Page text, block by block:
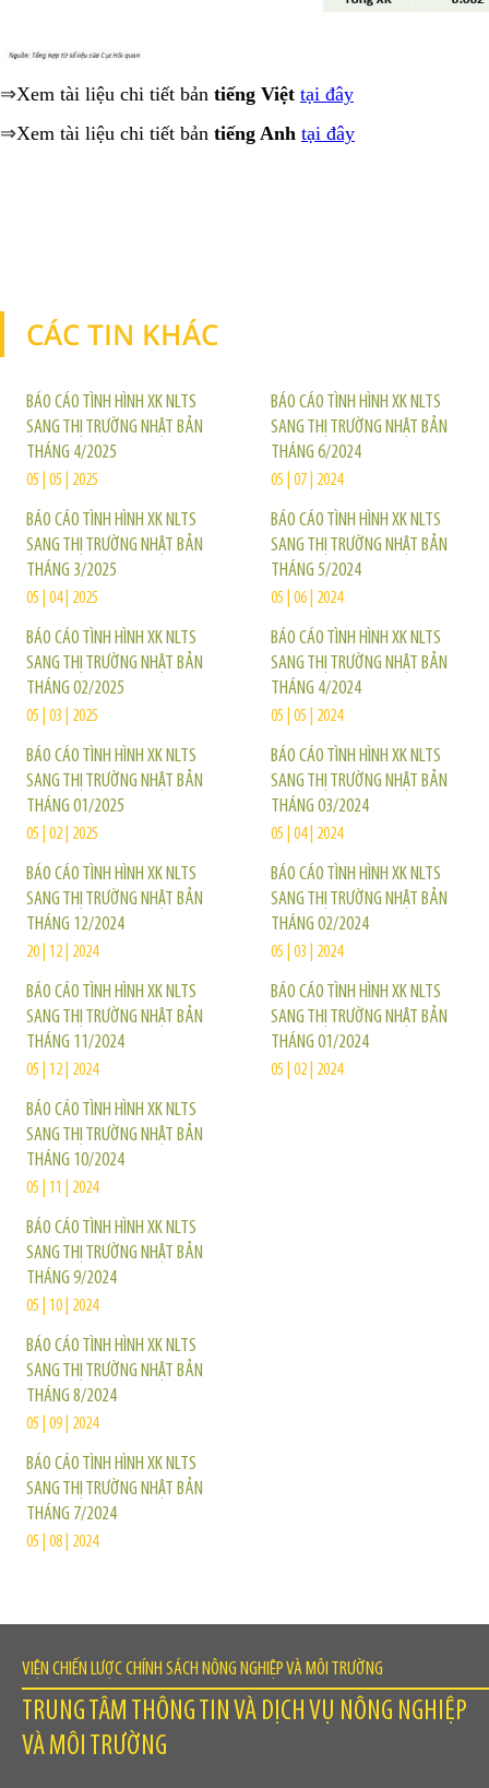
⇒Xem tài liệu chi tiết bản tiếng Việt tại đây
⇒Xem tài liệu chi tiết bản tiếng Anh tại đây
CÁC TIN KHÁC
BÁO CÁO TÌNH HÌNH XK NLTS
SANG THỊ TRƯỜNG NHẬT BẢN
THÁNG 4/2025
05 | 05 | 2025
BÁO CÁO TÌNH HÌNH XK NLTS
SANG THỊ TRƯỜNG NHẬT BẢN
THÁNG 3/2025
05 | 04 | 2025
BÁO CÁO TÌNH HÌNH XK NLTS
SANG THỊ TRƯỜNG NHẬT BẢN
THÁNG 02/2025
05 | 03 | 2025
BÁO CÁO TÌNH HÌNH XK NLTS
SANG THỊ TRƯỜNG NHẬT BẢN
THÁNG 01/2025
05 | 02 | 2025
BÁO CÁO TÌNH HÌNH XK NLTS
SANG THỊ TRƯỜNG NHẬT BẢN
THÁNG 12/2024
20 | 12 | 2024
BÁO CÁO TÌNH HÌNH XK NLTS
SANG THỊ TRƯỜNG NHẬT BẢN
THÁNG 11/2024
05 | 12 | 2024
BÁO CÁO TÌNH HÌNH XK NLTS
SANG THỊ TRƯỜNG NHẬT BẢN
THÁNG 10/2024
05 | 11 | 2024
BÁO CÁO TÌNH HÌNH XK NLTS
SANG THỊ TRƯỜNG NHẬT BẢN
THÁNG 9/2024
05 | 10 | 2024
BÁO CÁO TÌNH HÌNH XK NLTS
SANG THỊ TRƯỜNG NHẬT BẢN
THÁNG 8/2024
05 | 09 | 2024
BÁO CÁO TÌNH HÌNH XK NLTS
SANG THỊ TRƯỜNG NHẬT BẢN
THÁNG 7/2024
05 | 08 | 2024
BÁO CÁO TÌNH HÌNH XK NLTS
SANG THỊ TRƯỜNG NHẬT BẢN
THÁNG 6/2024
05 | 07 | 2024
BÁO CÁO TÌNH HÌNH XK NLTS
SANG THỊ TRƯỜNG NHẬT BẢN
THÁNG 5/2024
05 | 06 | 2024
BÁO CÁO TÌNH HÌNH XK NLTS
SANG THỊ TRƯỜNG NHẬT BẢN
THÁNG 4/2024
05 | 05 | 2024
BÁO CÁO TÌNH HÌNH XK NLTS
SANG THỊ TRƯỜNG NHẬT BẢN
THÁNG 03/2024
05 | 04 | 2024
BÁO CÁO TÌNH HÌNH XK NLTS
SANG THỊ TRƯỜNG NHẬT BẢN
THÁNG 02/2024
05 | 03 | 2024
BÁO CÁO TÌNH HÌNH XK NLTS
SANG THỊ TRƯỜNG NHẬT BẢN
THÁNG 01/2024
05 | 02 | 2024
VIỆN CHIẾN LƯỢC CHÍNH SÁCH NÔNG NGHIỆP VÀ MÔI TRƯỜNG
TRUNG TÂM THÔNG TIN VÀ DỊCH VỤ NÔNG NGHIỆP
VÀ MÔI TRƯỜNG